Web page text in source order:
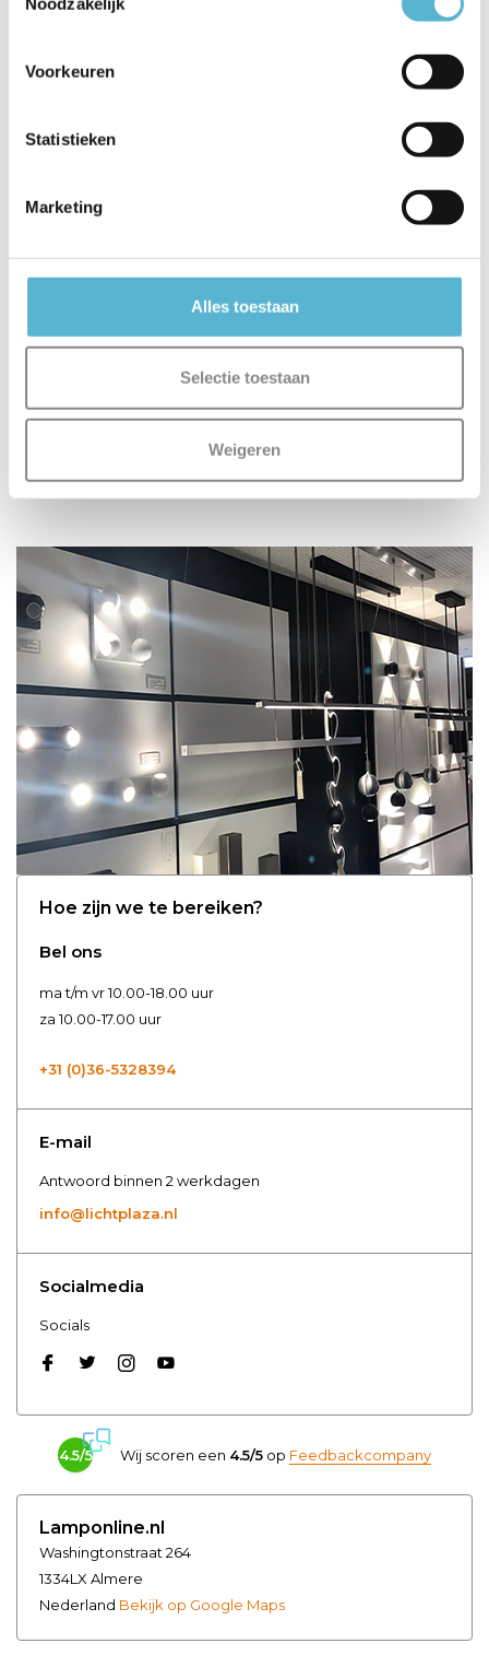
Voorkeuren
Statistieken
Marketing
Alles toestaan
Selectie toestaan
Weigeren
Hoe zijn we te bereiken?
Bel ons
ma t/m vr 10.00-18.00 uur
za 10.00-17.00 uur
+31 (0)36-5328394
E-mail
Antwoord binnen 2 werkdagen
info@lichtplaza.nl
Socialmedia
Socials
4.5/5 Wij scoren een 4.5/5 op Feedbackcompany
Lamponline.nl
Washingtonstraat 264
1334LX Almere
Nederland Bekijk op Google Maps